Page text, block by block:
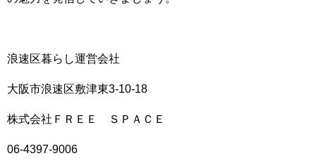
浪速区暮らし運営会社
大阪市浪速区敷津東3-10-18
株式会社ＦＲＥＥ ＳＰＡＣＥ
06-4397-9006